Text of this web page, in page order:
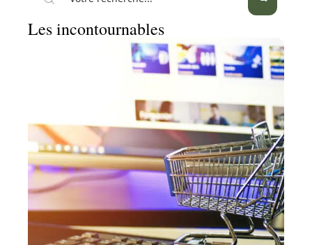
Les incontournables